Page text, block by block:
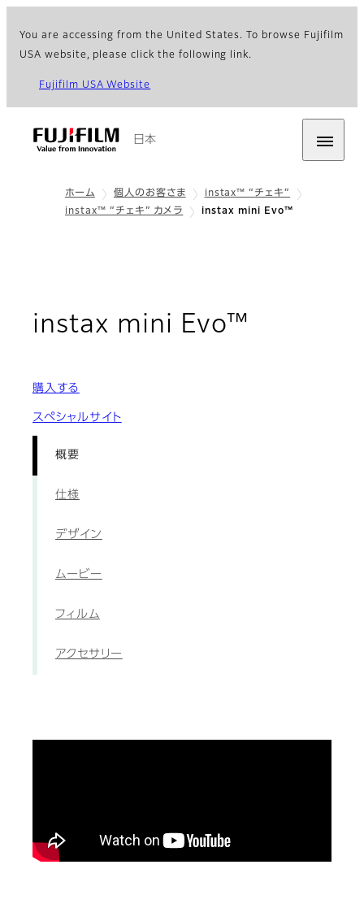
You are accessing from the United States. To browse Fujifilm
USA website, please click the following link.
Fujifilm USA Website
日本
ホーム 個人のお客さま
instax™ “チェキ”
instax™ “チェキ” カメラ
instax mini Evo™
instax mini Evo™
購入する
スペシャルサイト
概要
仕様
デザイン
ムービー
フィルム
アクセサリー